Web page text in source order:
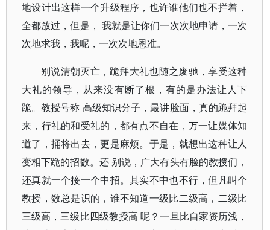
地设计出这样一个升级程序，也许谁他们也不拦着，
全都放过，但是， 我就是让你们一次次地申请，一次
次地求我，我呢，一次次地恩准。
别说清朝灭亡，跪拜大礼也随之废驰，享受这种
大礼的领导，从来没有断了根，有的是办法让人下
跪。教授号称 高级知识分子，最讲脸面，真的跪拜起
来，行礼的和受礼的，都有点不自在，万一让媒体知
道了，捅将出去，更是麻烦。于是，就想出这种让人
变相下跪的招数。还 别说，广大有头有脸的教授们，
还真就一个接一个中招。其实不中也不行，但凡叫个
教授，数总是识的，谁不知道一级比二级高，二级比
三级高，三级比四级教授高 呢？一旦比自家资历浅，